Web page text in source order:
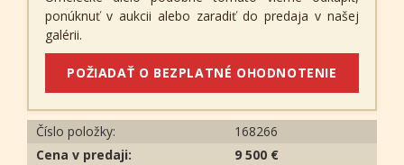
ponúknuť v aukcii alebo zaradiť do predaja v našej
galérii.
POŽIADAŤ O BEZPLATNÉ OHODNOTENIE
Číslo položky:
168266
Cena v predaji:
9 500 €